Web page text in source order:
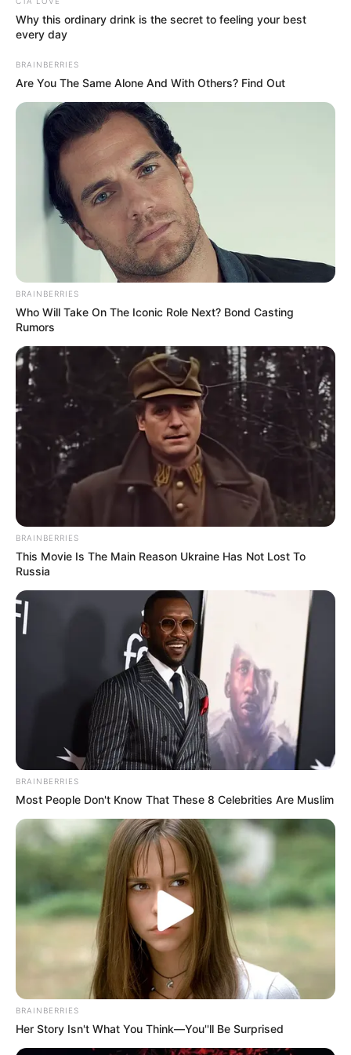
Κάθε ένας από τους ήρωες έρχεται
αντιμέτωπος με τα πιο επικίνδυνα μυστικά,
που δεν τολμάει να ομολογήσει ούτε στον
εαυτό του.
Περισσότερα νέα από την Εύβοια
Κάθε πότε κληρώνει το Τζόκερ το 2026:
Ημέρες και ώρα
Συντάξεις Οκτωβρίου 2026: Πότε θα γίνει η
Συντάξεις Σεπτεμβρίου 2026 πληρωμή
Ακολουθήστε το evianews.com στο
News
ΤΑ ΠΙΟ ΔΗΜΟΦΙΛΗ
Why this ordinary drink is the secret to feeling your best
every day
BRAINBERRIES
Are You The Same Alone And With Others? Find Out
BRAINBERRIES
Who Will Take On The Iconic Role Next? Bond Casting
Rumors
BRAINBERRIES
This Movie Is The Main Reason Ukraine Has Not Lost To
Russia
BRAINBERRIES
Most People Don't Know That These 8 Celebrities Are Muslim
BRAINBERRIES
Her Story Isn't What You Think—You''ll Be Surprised